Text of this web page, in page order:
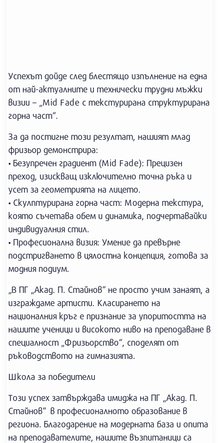
Успехът дойде след блестящо изпълнение на една
от най-актуалните и технически трудни мъжки
визии – „Mid Fade с текстурирана структурирана
горна част“.
За да постигне този резултат, нашият млад
фризьор демонстрира:
• Безупречен градиент (Mid Fade): Прецизен
преход, изискващ изключително точна ръка и
усет за геометрията на лицето.
• Скулптурирана горна част: Модерна текстура,
която съчетава обем и динамика, подчертавайки
индивидуалния стил.
• Професионална визия: Умение да превърне
подстригването в цялостна концепция, готова за
модния подиум.
„В ПГ „Акад. П. Стайнов“ не просто учим занаят, а
изграждаме артисти. Класирането на
националния кръг е признание за упоритостта на
нашите ученици и високото ниво на преподаване в
специалност „Фризьорство“, споделят от
ръководството на гимназията.
Школа за победители
Този успех затвърждава имиджа на ПГ „Акад. П.
Стайнов“ в професионалното образование в
региона. Благодарение на модерната база и опита
на преподавателите, нашите възпитаници са